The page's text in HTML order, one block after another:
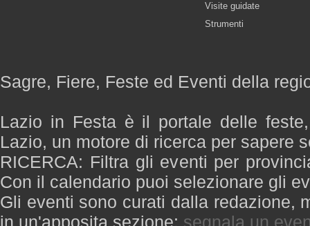
Visite guidate
Strumenti
Sagre, Fiere, Feste ed Eventi della
Lazio in Festa è il portale delle
Lazio, un motore di ricerca per sapere
RICERCA: Filtra gli eventi per
Con il calendario puoi selezionare gli
Gli eventi sono curati dalla redazione,
in un'apposita sezione: segnala un